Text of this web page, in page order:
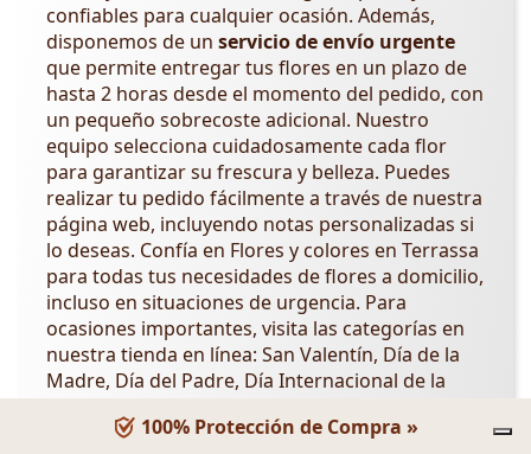
confiables para cualquier ocasión. Además,
disponemos de un servicio de envío urgente
que permite entregar tus flores en un plazo de
hasta 2 horas desde el momento del pedido, con
un pequeño sobrecoste adicional. Nuestro
equipo selecciona cuidadosamente cada flor
para garantizar su frescura y belleza. Puedes
realizar tu pedido fácilmente a través de nuestra
página web, incluyendo notas personalizadas si
lo deseas. Confía en Flores y colores en Terrassa
para todas tus necesidades de flores a domicilio,
incluso en situaciones de urgencia. Para
ocasiones importantes, visita las categorías en
nuestra tienda en línea: San Valentín, Día de la
Madre, Día del Padre, Día Internacional de la
100% Protección de Compra »